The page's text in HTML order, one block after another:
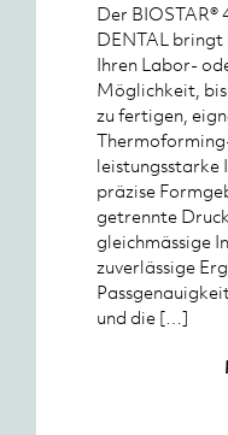
Der BIOSTAR®
DENTAL
Ihren Labor-
Möglichkeit,
zu fertigen,
leistungsstarke
präzise
getrennte
gleichmässige
zuverlässige
und die […]